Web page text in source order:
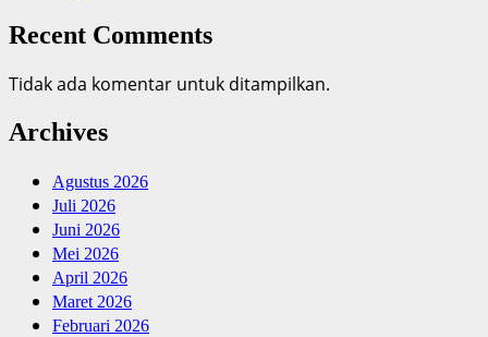
Recent Comments
Tidak ada komentar untuk ditampilkan.
Archives
Agustus 2026
Juli 2026
Juni 2026
Mei 2026
April 2026
Maret 2026
Februari 2026